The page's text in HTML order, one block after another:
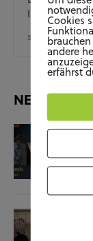
Interview mit
SEPTEMBER 1, 2021
NEUESTE
Cookies
andere
erfährst